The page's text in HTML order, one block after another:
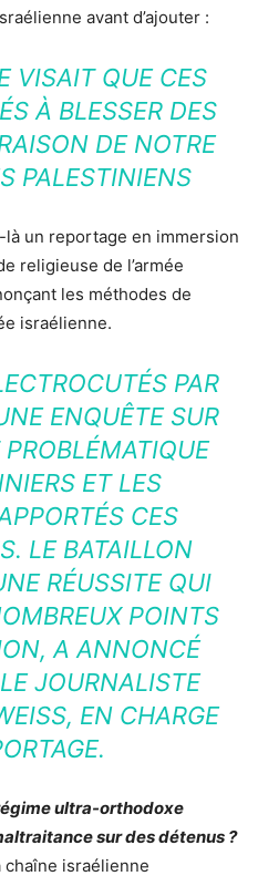
avant d’ajouter :
VISAIT QUE CES
À BLESSER DES
DE NOTRE
PALESTINIENS
un reportage en immersion
religieuse de l’armée
les méthodes de
israélienne.
PAR
ENQUÊTE SUR
ET LES
CES
LE BATAILLON
RÉUSSITE QUI
POINTS
A ANNONCÉ
JOURNALISTE
EN CHARGE
ultra-orthodoxe
sur des détenus ?
israélienne